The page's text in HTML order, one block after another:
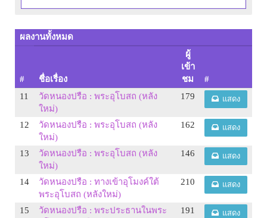
ผลงานทั้งหมด
# ชื่อเรื่อง
ผู้
เข้า
ชม
#
11
วัดหนองปรือ : พระอุโบสถ (หลัง
ใหม่)
179 แสดง
12
วัดหนองปรือ : พระอุโบสถ (หลัง
ใหม่)
162 แสดง
13
วัดหนองปรือ : พระอุโบสถ (หลัง
ใหม่)
146 แสดง
14
วัดหนองปรือ : ทางเข้าอุโมงค์ใต้
พระอุโบสถ (หลังใหม่)
210 แสดง
15
วัดหนองปรือ : พระประธานในพระ
191 แสดง